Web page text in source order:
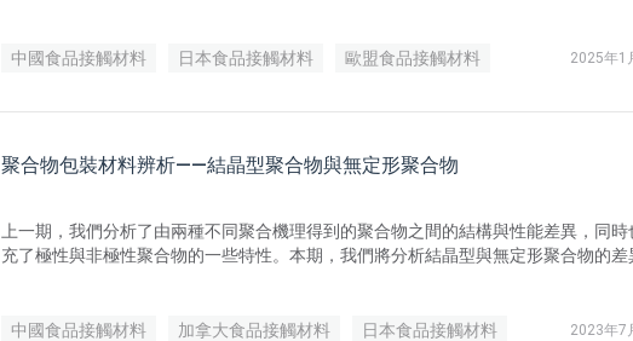
永續性和安全性的需求，提醒您關注法規生效時間並做好應對準備。
中國食品接觸材料 日本食品接觸材料 歐盟食品接觸材料 2025年1
聚合物包裝材料辨析——結晶型聚合物與無定形聚合物
上一期，我們分析了由兩種不同聚合機理得到的聚合物之間的結構與性能差異，同時
充了極性與非極性聚合物的一些特性。本期，我們將分析結晶型與無定形聚合物的差
中國食品接觸材料 加拿大食品接觸材料 日本食品接觸材料 2023年7